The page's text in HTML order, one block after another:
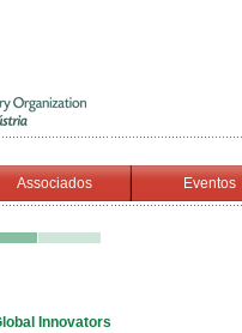
Associados Eventos
Innovators